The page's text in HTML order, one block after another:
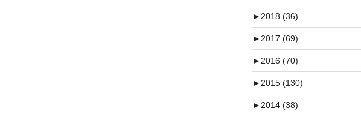
►2018 (36)
►2017 (69)
►2016 (70)
►2015 (130)
►2014 (38)